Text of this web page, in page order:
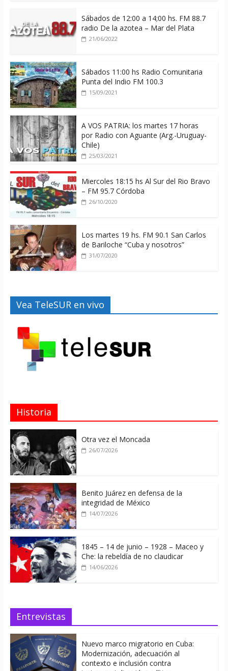
Sábados de 12:00 a 14;00 hs. FM 88.7
radio De la azotea – Mar del Plata
21/06/2022
Sábados 11:00 hs Radio Comunitaria
Punta del Indio FM 100.3
15/09/2021
A VOS PATRIA: los martes 17 horas
por Radio con Aguante (Arg.-Uruguay-
Chile)
25/03/2021
Miercoles 18:15 hs Al Sur del Rio Bravo
– FM 95.7 Córdoba
26/10/2020
Los martes 19 hs. FM 90.1 San Carlos
de Bariloche “Cuba y nosotros”
31/07/2020
Vea TeleSUR en vivo
Historia
Otra vez el Moncada
26/07/2026
Benito Juárez en defensa de la
integridad de México
14/07/2026
1845 – 14 de junio – 1928 – Maceo y
Che: la rebeldía de no claudicar
14/06/2026
Entrevistas
Nuevo marco migratorio en Cuba:
Modernización, adecuación al
contexto e inclusión contra